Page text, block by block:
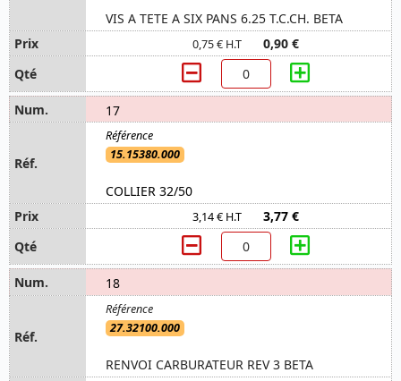
VIS A TETE A SIX PANS 6.25 T.C.CH. BETA
0,75 € H.T 0,90 €
17
15.15380.000
COLLIER 32/50
3,14 € H.T 3,77 €
18
27.32100.000
RENVOI CARBURATEUR REV 3 BETA